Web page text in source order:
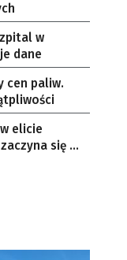
w
dane
cen paliw.
elicie
się w